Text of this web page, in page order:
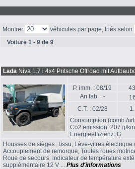
Montrer véhicules par page, triés selon
Voiture 1 - 9 de 9
Lada Niva 1.7 i 4x4 Pritsche Offroad mit
P. imm. : 08/19
An fab. : -
C.T. : 02/28
Consumption (comb./
Co2 emission: 207 g/
Energieeffizienz: G
Housses de sièges : tissu, Lève-vitres
Accouplement de remorque, Toutes roues
Roue de secours, Indicateur de température
supplémentaire 12 V ... Plus d'informations